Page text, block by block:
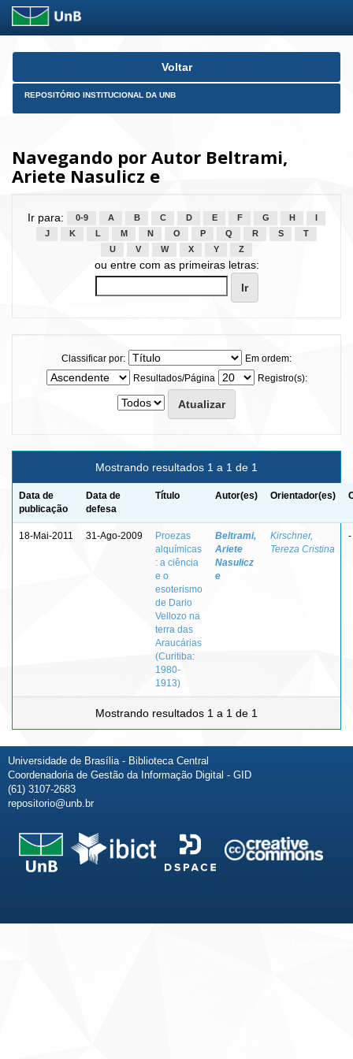
Skip
Voltar
REPOSITÓRIO INSTITUCIONAL DA UNB
Navegando por Autor Beltrami,
Ariete Nasulicz e
Ir para: 0-9 A B C D E F G H
J
K L M N O P Q R S
T
U
V W X Y Z
ou entre com as primeiras letras:
Classificar por:
Em ordem:
Resultados/Página
Registro(s):
Mostrando resultados 1 a 1 de 1
Data de
publicação
Data de
defesa
Título Autor(es) Orientador(es)
18-Mai-2011 31-Ago-2009
Proezas
alquímicas
: a ciência
e o
esoterismo
de Dario
Vellozo na
terra das
Araucárias
(Curitiba:
1980-
1913)
Beltrami,
Ariete
Nasulicz
e
Kirschner,
Tereza Cristina
-
Mostrando resultados 1 a 1 de 1
Universidade de Brasília - Biblioteca Central
Coordenadoria de Gestão da Informação Digital - GID
(61) 3107-2683
repositorio@unb.br